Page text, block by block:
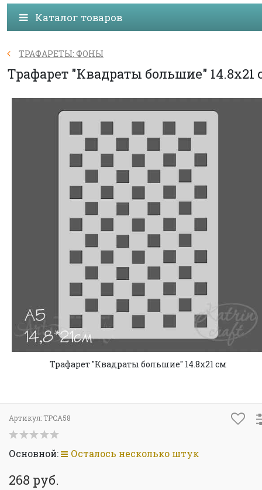
Каталог товаров
ТРАФАРЕТЫ: ФОНЫ
Трафарет "Квадраты большие" 14.8х21
Трафарет "Квадраты большие" 14.8х21 см
Артикул: TPCA58
Основной: Осталось несколько штук
268 руб.